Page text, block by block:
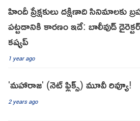
హిందీ ప్రేక్షకులు దక్షిణాది సినిమాలకు
పట్టడానికి కారణం ఇదే: బాలీవుడ్
కష్యప్
1 year ago
'మహారాజ' (నెట్ ఫ్లిక్స్) మూవీ రివ్యూ!
2 years ago